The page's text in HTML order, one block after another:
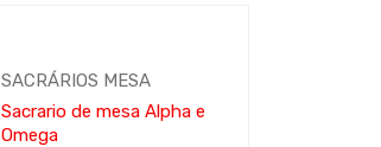
SACRÁRIOS MESA
Sacrario de mesa Alpha e
Omega